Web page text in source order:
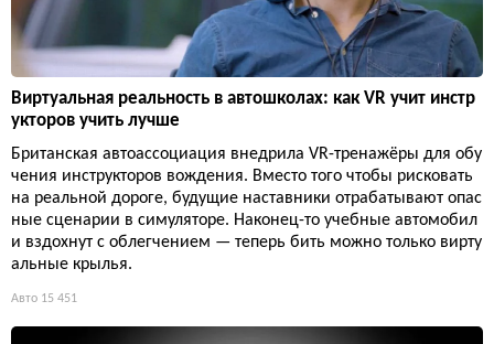
Виртуальная реальность в автошколах: как VR учит инстр
укторов учить лучше
Британская автоассоциация внедрила VR-тренажёры для обу
чения инструкторов вождения. Вместо того чтобы рисковать
на реальной дороге, будущие наставники отрабатывают опас
ные сценарии в симуляторе. Наконец-то учебные автомобил
и вздохнут с облегчением — теперь бить можно только вирту
альные крылья.
Авто 15 451